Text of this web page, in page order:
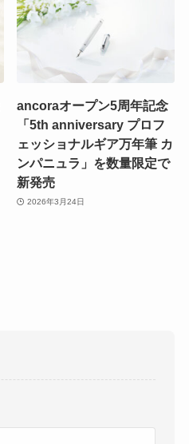
ancoraオープン5周年記念
「5th anniversary プロフ
ェッショナルギア万年筆 カ
ンパニュラ」を数量限定で
新発売
2026年3月24日